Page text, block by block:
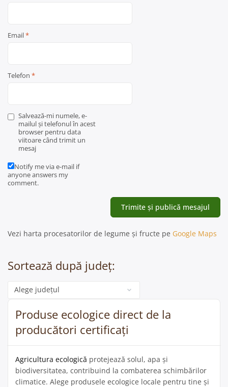
Email*
Telefon *
Salvează-mi numele, e-
mailul și telefonul în acest
browser pentru data
viitoare când trimit un
mesaj
Notify me via e-mail if
anyone answers my
comment.
Vezi harta procesatorilor de legume și fructe pe Google Maps
Sortează după județ:
Categorie
Produse ecologice direct de la
producători certificați
Agricultura ecologică protejează solul, apa și
biodiversitatea, contribuind la combaterea schimbărilor
climatice. Alege produsele ecologice locale pentru tine și